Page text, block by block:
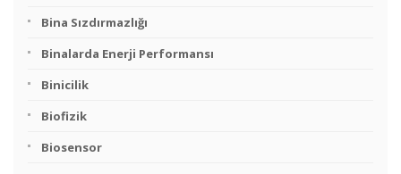
Bina Sızdırmazlığı
Binalarda Enerji Performansı
Binicilik
Biofizik
Biosensor